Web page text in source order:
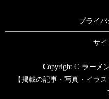
プライ
サイ
Copyright © ラーメ
【掲載の記事・写真・イラ